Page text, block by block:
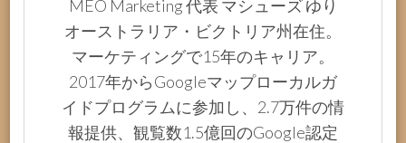
MEO Marketing 代表 マシューズ ゆり
オーストラリア・ビクトリア州在住。
マーケティングで15年のキャリア。
2017年からGoogleマップローカルガ
イドプログラムに参加し、2.7万件の情
報提供、観覧数1.5億回のGoogle認定